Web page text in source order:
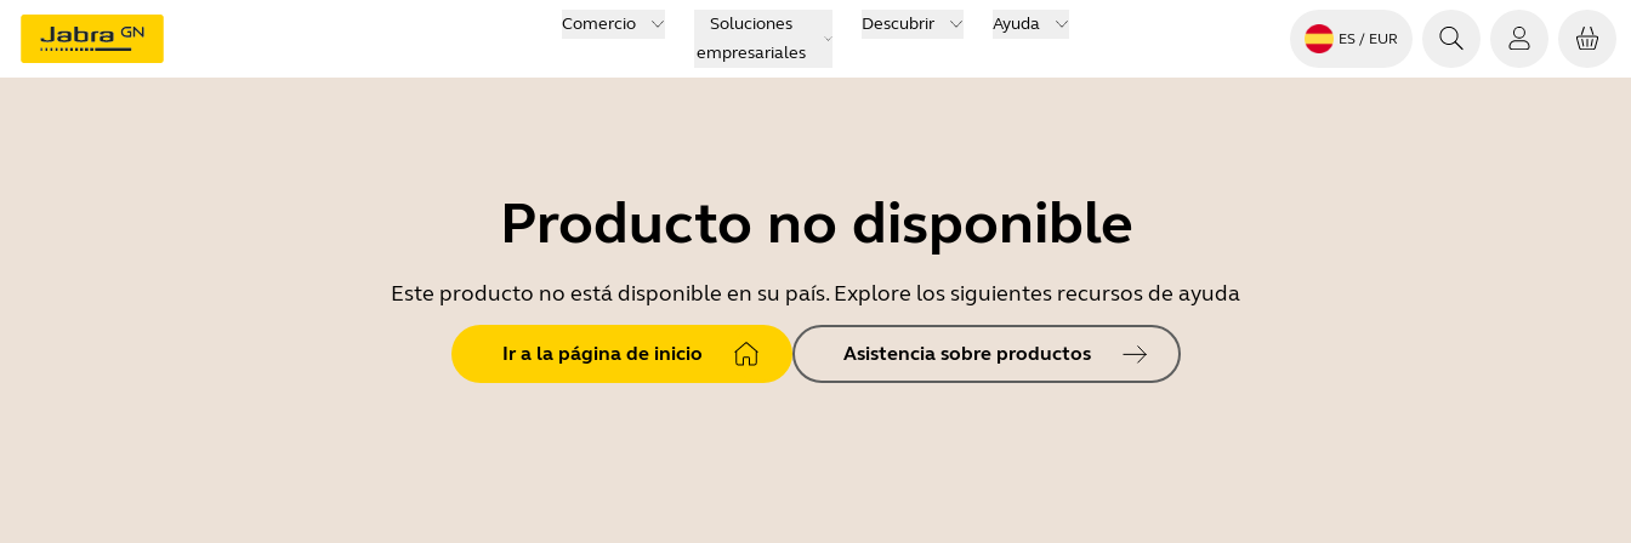
Comercio
Soluciones
empresariales
Descubrir Ayuda
ES / EUR
Producto no disponible
Este producto no está disponible en su país. Explore los siguientes recursos de ayuda
Ir a la página de inicio Asistencia sobre productos